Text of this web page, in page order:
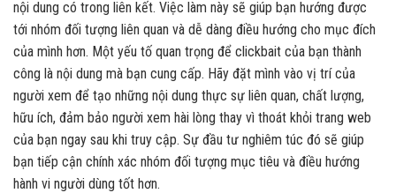
nội dung có trong liên kết. Việc làm này sẽ giúp bạn hướng được
tới nhóm đối tượng liên quan và dễ dàng điều hướng cho mục đích
của mình hơn. Một yếu tố quan trọng để clickbait của bạn thành
công là nội dung mà bạn cung cấp. Hãy đặt mình vào vị trí của
người xem để tạo những nội dung thực sự liên quan, chất lượng,
hữu ích, đảm bảo người xem hài lòng thay vì thoát khỏi trang web
của bạn ngay sau khi truy cập. Sự đầu tư nghiêm túc đó sẽ giúp
bạn tiếp cận chính xác nhóm đối tượng mục tiêu và điều hướng
hành vi người dùng tốt hơn.